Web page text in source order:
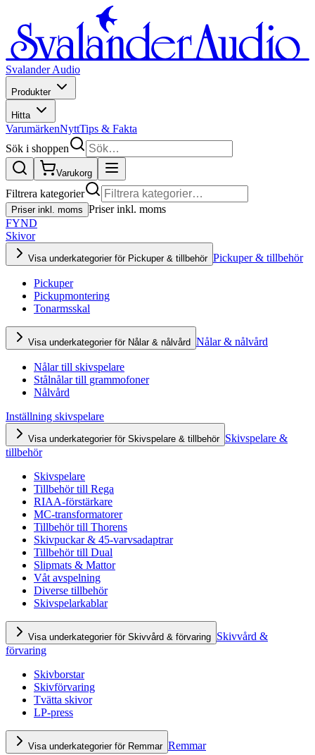
Svalander Audio
Produkter
Hitta
VarumärkenNyttTips & Fakta
Sök i shoppen
Varukorg
Filtrera kategorier
Priser inkl. moms Priser inkl. moms
FYND
Skivor
Visa underkategorier för Pickuper & tillbehör Pickuper & tillbehör
Pickuper
Pickupmontering
Tonarmsskal
Visa underkategorier för Nålar & nålvård Nålar & nålvård
Nålar till skivspelare
Stålnålar till grammofoner
Nålvård
Inställning skivspelare
Visa underkategorier för Skivspelare & tillbehör Skivspelare &
tillbehör
Skivspelare
Tillbehör till Rega
RIAA-förstärkare
MC-transformatorer
Tillbehör till Thorens
Skivpuckar & 45-varvsadaptrar
Tillbehör till Dual
Slipmats & Mattor
Våt avspelning
Diverse tillbehör
Skivspelarkablar
Visa underkategorier för Skivvård & förvaring Skivvård &
förvaring
Skivborstar
Skivförvaring
Tvätta skivor
LP-press
Visa underkategorier för Remmar Remmar